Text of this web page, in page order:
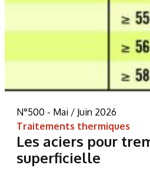
N°500 - Mai / Juin 2026
Traitements thermiques
Les aciers pour
superficielle